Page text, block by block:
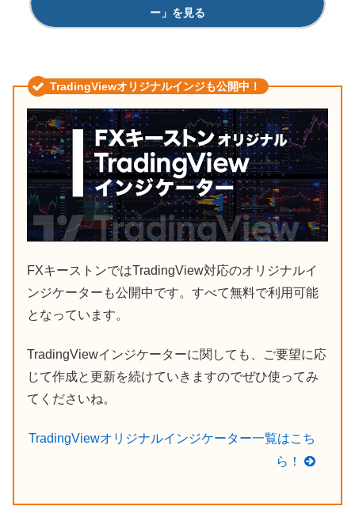
ー」を見る
TradingViewオリジナルインジも公開中！
FXキーストンではTradingView対応のオリジナルイ
ンジケーターも公開中です。すべて無料で利用可能
となっています。
TradingViewインジケーターに関しても、ご要望に応
じて作成と更新を続けていきますのでぜひ使ってみ
てくださいね。
TradingViewオリジナルインジケーター一覧はこち
ら！